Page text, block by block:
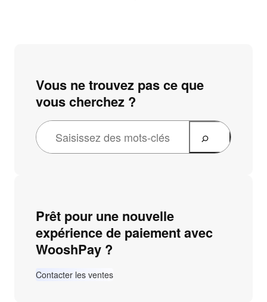
Vous ne trouvez pas ce que
vous cherchez ?
Prêt pour une nouvelle
expérience de paiement avec
WooshPay ?
Contacter les ventes